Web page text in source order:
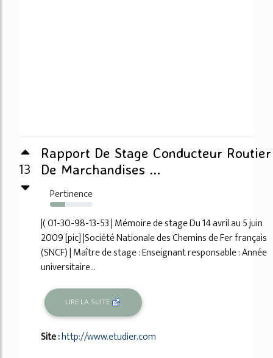
13
Rapport De Stage Conducteur Routier
De Marchandises ...
Pertinence
36%
|( 01-30-98-13-53 | Mémoire de stage Du 14 avril au 5 juin
2009 [pic] |Société Nationale des Chemins de Fer français
(SNCF) | Maître de stage : Enseignant responsable : Année
universitaire...
LIRE LA SUITE
Site :http://www.etudier.com